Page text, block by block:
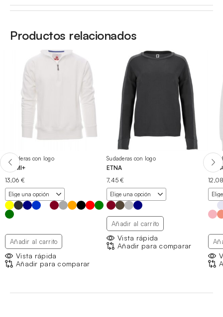
Productos relacionados
Sudaderas con logo
MIAMI+
13,06 €
Añadir al carrito
Vista rápida
Añadir para comparar
Sudaderas con logo
ETNA
7,45€
Añadir al carrito
Vista rápida
Añadir para comparar